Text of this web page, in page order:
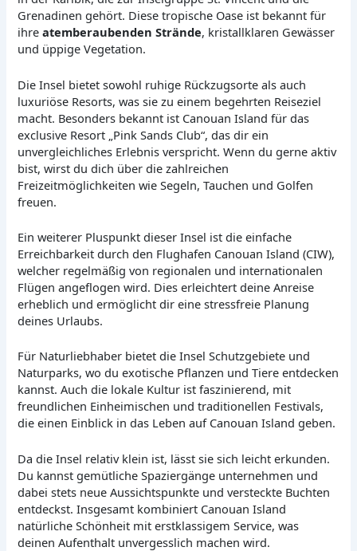
Grenadinen gehört. Diese tropische Oase ist bekannt für
ihreatemberaubenden Strände, kristallklaren Gewässer
und üppige Vegetation.
Die Insel bietet sowohl ruhige Rückzugsorte als auch
luxuriöse Resorts, was sie zu einem begehrten Reiseziel
macht. Besonders bekannt ist Canouan Island für das
exclusive Resort „Pink Sands Club“, das dir ein
unvergleichliches Erlebnis verspricht. Wenn du gerne aktiv
bist, wirst du dich über die zahlreichen
Freizeitmöglichkeiten wie Segeln, Tauchen und Golfen
freuen.
Ein weiterer Pluspunkt dieser Insel ist die einfache
Erreichbarkeit durch den Flughafen Canouan Island (CIW),
welcher regelmäßig von regionalen und internationalen
Flügen angeflogen wird. Dies erleichtert deine Anreise
erheblich und ermöglicht dir eine stressfreie Planung
deines Urlaubs.
Für Naturliebhaber bietet die Insel Schutzgebiete und
Naturparks, wo du exotische Pflanzen und Tiere entdecken
kannst. Auch die lokale Kultur ist faszinierend, mit
freundlichen Einheimischen und traditionellen Festivals,
die einen Einblick in das Leben auf Canouan Island geben.
Da die Insel relativ klein ist, lässt sie sich leicht erkunden.
Du kannst gemütliche Spaziergänge unternehmen und
dabei stets neue Aussichtspunkte und versteckte Buchten
entdeckst. Insgesamt kombiniert Canouan Island
natürliche Schönheit mit erstklassigem Service, was
deinen Aufenthalt unvergesslich machen wird.